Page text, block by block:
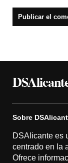
Sobre
DSAlicante es
centrado en la
Ofrece